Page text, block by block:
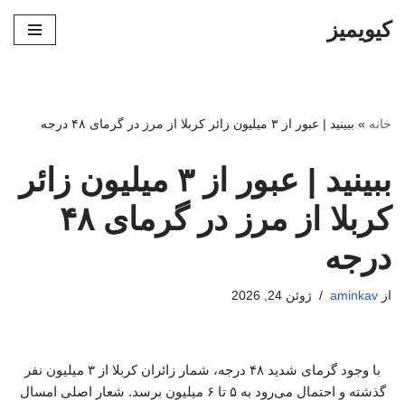
کیویمیز
خانه » ببینید | عبور از ۳ میلیون زائر کربلا از مرز در گرمای ۴۸ درجه
ببینید | عبور از ۳ میلیون زائر
کربلا از مرز در گرمای ۴۸
درجه
از aminkav ژوئن 24, 2026
با وجود گرمای شدید ۴۸ درجه، شمار زائران کربلا از ۳ میلیون نفر
گذشته و احتمال می‌رود به ۵ تا ۶ میلیون برسد. شعار اصلی امسال